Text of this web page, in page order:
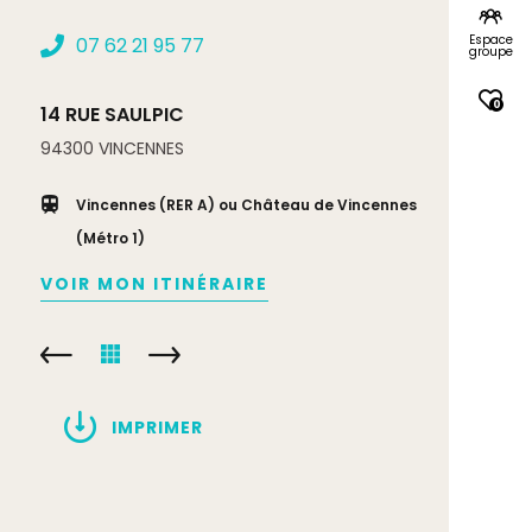
Espace
groupe
0
07 62 21 95 77
14 RUE SAULPIC
94300 VINCENNES
Vincennes (RER A) ou Château de Vincennes
(Métro 1)
VOIR MON ITINÉRAIRE
IMPRIMER